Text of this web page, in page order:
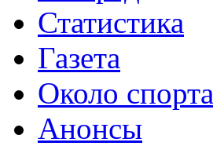
Статистика
Газета
Около спорта
Анонсы